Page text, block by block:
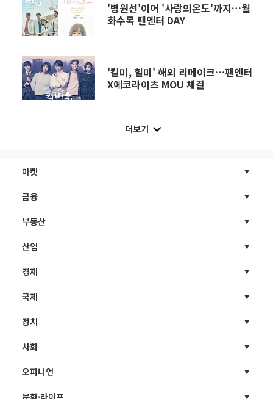
'병원선'이어 '사랑의온도'까지…월
화수목 팬엔터 DAY
'킬미, 힐미' 해외 리메이크…팬엔터
X에코라이츠 MOU 체결
더보기
마켓
금융
부동산
산업
경제
국제
정치
사회
오피니언
문화·라이프